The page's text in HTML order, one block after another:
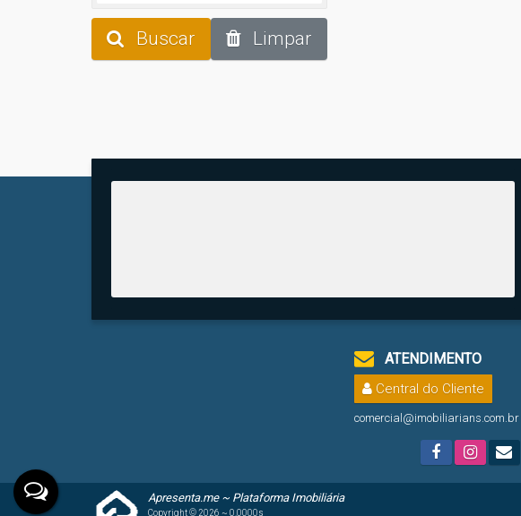
Buscar Limpar
ATENDIMENTO
Central do Cliente
comercial@imobiliarians.com.br
Apresenta.me ~ Plataforma Imobiliária
Copyright © 2026 ~ 0.0000s